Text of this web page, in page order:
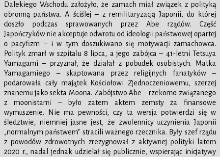
Dalekiego Wschodu założyło, że zamach miał związek z polityką
obronną państwa. A ściślej – z remilitaryzacją Japonii, do której
doszło podczas sprawowanych przez Abe rządów. Część
Japończyków nie akceptuje odwrotu od ideologii państwowej opartej
o pacyfizm – i w tym doszukiwano się motywacji zamachowca.
Polityk zmarł w szpitalu 8 lipca, a jego zabójca – 41-letni Tetsuya
Yamagami – przyznał, że działał z pobudek osobistych. Matka
Yamagamiego – skaptowana przez religijnych fanatyków –
podarowała cały majątek Kościołowi Zjednoczeniowemu, szerzej
znanemu jako sekta Moona. Zabójstwo Abe – rzekomo związanego
z moonistami – było zatem aktem zemsty za finansowe
wymuszenie. Nie ma pewności, czy ta wersja potwierdzi się w
śledztwie, niemniej jasne jest, że zwolennicy uczynienia Japonii
„normalnym państwem” stracili ważnego rzecznika. Były szef rządu
z powodów zdrowotnych zrezygnował z aktywnej polityki latem
2020 r., nadal jednak udzielał się publicznie, wspierając inicjatywy